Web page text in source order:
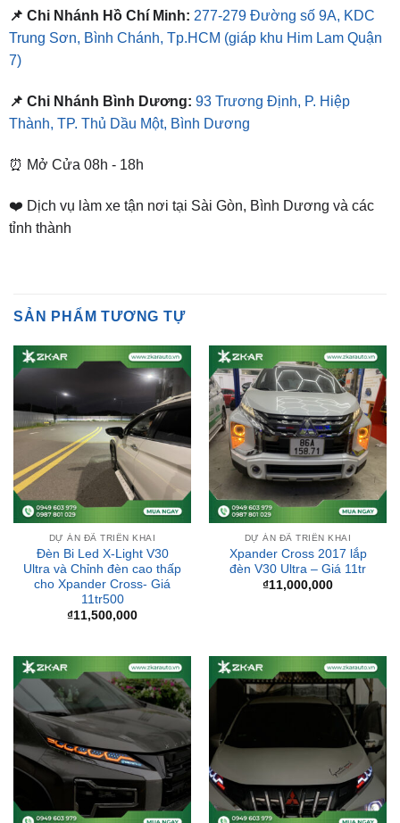
7)
📌 Chi Nhánh Bình Dương:
⏰ Mở Cửa 08h - 18h
❤️ Dịch vụ làm xe tận nơi tại Sài Gòn, Bình Dương và các
DỰ ÁN ĐÃ TRIỂN KHAI
Đèn Bi Led X-Light V30
Ultra và Chỉnh đèn cao thấp
cho Xpander Cross- Giá
11tr500
₫11,500,000
DỰ ÁN ĐÃ TRIỂN KHAI
Xpander Cross 2017 lắp
đèn V30 Ultra – Giá 11tr
₫11,000,000
DỰ ÁN ĐÃ TRIỂN KHAI
Đèn Led Mí Mẫu Cho
DỰ ÁN ĐÃ TRIỂN KHAI
Đèn Led Mí Cho Xpander –